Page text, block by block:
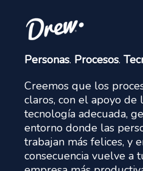
Personas. Procesos.
Creemos que los
claros, con el apoyo de
tecnología adecuada,
entorno donde las
trabajan más felices, y
consecuencia vuelve a